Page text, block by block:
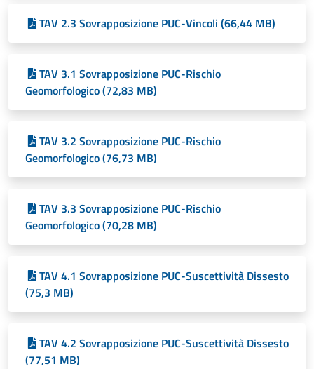
TAV 2.3 Sovrapposizione PUC-Vincoli (66,44 MB)
TAV 3.1 Sovrapposizione PUC-Rischio
Geomorfologico (72,83 MB)
TAV 3.2 Sovrapposizione PUC-Rischio
Geomorfologico (76,73 MB)
TAV 3.3 Sovrapposizione PUC-Rischio
Geomorfologico (70,28 MB)
TAV 4.1 Sovrapposizione PUC-Suscettività Dissesto
(75,3 MB)
TAV 4.2 Sovrapposizione PUC-Suscettività Dissesto
(77,51 MB)